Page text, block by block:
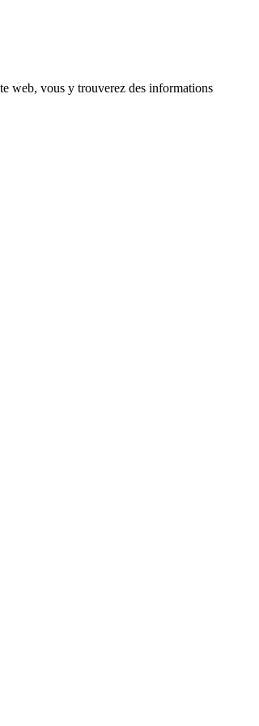
web, vous y trouverez des informations